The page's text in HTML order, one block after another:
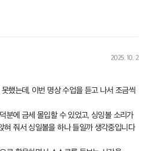
2025. 10. 2
했는데, 이번 명상 수업을 듣고 나서 조금씩
분에 금세 몰입할 수 있었고, 싱잉볼 소리가
혀 줘서 싱일볼을 하나 들일까 생각중입니다